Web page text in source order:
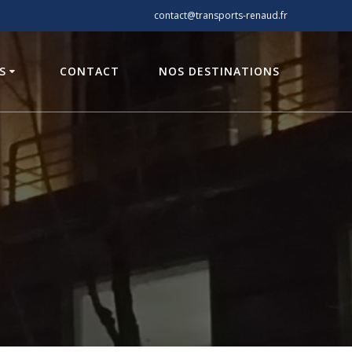
contact@transports-renaud.fr
CONTACT NOS DESTINATIONS